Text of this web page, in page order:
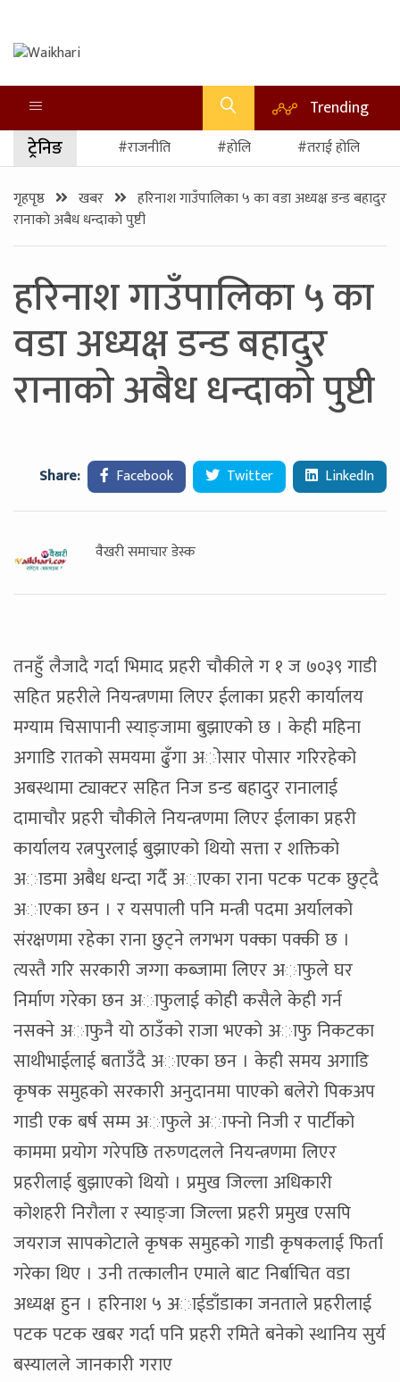
Trending
ट्रेनिङ #राजनीति #होलि #तराई होलि
गृहपृष्ठ खबर
हरिनाश गाउँपालिका ५ का वडा अध्यक्ष डन्ड बहादुर
रानाकाे अबैध धन्दाकाे पुष्टी
हरिनाश गाउँपालिका ५ का
वडा अध्यक्ष डन्ड बहादुर
रानाकाे अबैध धन्दाकाे पुष्टी
Share: Facebook Twitter LinkedIn
वैखरी समाचार डेस्क
तनहुँ लैजादै गर्दा भिमाद प्रहरी चौकीले ग १ ज ७०३९ गाडी
सहित प्रहरीले नियन्त्रणमा लिएर ईलाका प्रहरी कार्यालय
मग्याम चिसापानी स्याङ्जामा बुझाएको छ । केही महिना
अगाडि रातको समयमा ढुँगा अोसार पोसार गरिरहेको
अबस्थामा ट्याक्टर सहित निज डन्ड बहादुर रानालाई
दामाचौर प्रहरी चौकीले नियन्त्रणमा लिएर ईलाका प्रहरी
कार्यालय रत्नपुरलाई बुझाएको थियो सत्ता र शक्तिको
अाडमा अबैध धन्दा गर्दै अाएका राना पटक पटक छुट्दै
अाएका छन । र यसपाली पनि मन्त्री पदमा अर्यालको
संरक्षणमा रहेका राना छुट्ने लगभग पक्का पक्की छ ।
त्यस्तै गरि सरकारी जग्गा कब्जामा लिएर अाफुले घर
निर्माण गरेका छन अाफुलाई कोही कसैले केही गर्न
नसक्ने अाफुनै यो ठाउँको राजा भएको अाफु निकटका
साथीभाईलाई बताउँदै अाएका छन । केही समय अगाडि
कृषक समुहको सरकारी अनुदानमा पाएको बलेरो पिकअप
गाडी एक बर्ष सम्म अाफुले अाफ्नो निजी र पार्टीको
काममा प्रयोग गरेपछि तरुणदलले नियन्त्रणमा लिएर
प्रहरीलाई बुझाएको थियो । प्रमुख जिल्ला अधिकारी
कोशहरी निरौला र स्याङ्जा जिल्ला प्रहरी प्रमुख एसपि
जयराज सापकोटाले कृषक समुहको गाडी कृषकलाई फिर्ता
गरेका थिए । उनी तत्कालीन एमाले बाट निर्बाचित वडा
अध्यक्ष हुन । हरिनाश ५ अाईडाँडाका जनताले प्रहरीलाई
पटक पटक खबर गर्दा पनि प्रहरी रमिते बनेको स्थानिय सुर्य
बस्यालले जानकारी गराए